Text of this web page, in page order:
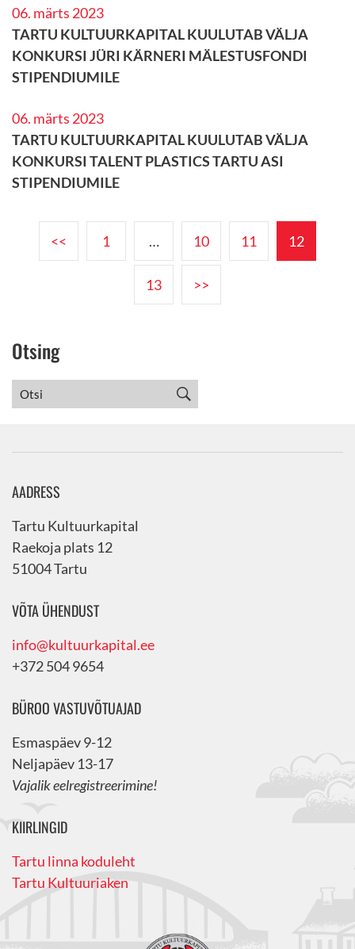
Otsing
06. märts 2023
TARTU KULTUURKAPITAL KUULUTAB VÄLJA
KONKURSI JÜRI KÄRNERI MÄLESTUSFONDI
STIPENDIUMILE
06. märts 2023
TARTU KULTUURKAPITAL KUULUTAB VÄLJA
KONKURSI TALENT PLASTICS TARTU ASI
STIPENDIUMILE
<< 1 … 10 11 12
13 >>
AADRESS
Tartu Kultuurkapital
Raekoja plats 12
51004 Tartu
VÕTA ÜHENDUST
info@kultuurkapital.ee
+372 504 9654
BÜROO VASTUVÕTUAJAD
Esmaspäev 9-12
Neljapäev 13-17
Vajalik eelregistreerimine!
KIIRLINGID
Tartu linna koduleht
Tartu Kultuuriaken